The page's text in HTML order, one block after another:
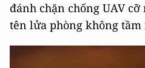
đánh chặn chống UAV cỡ
tên lửa phòng không tầm